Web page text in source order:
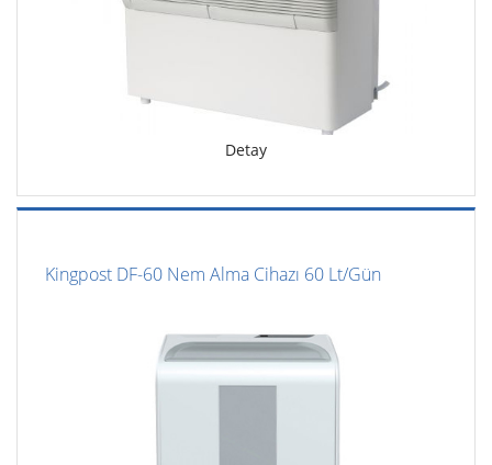
Detay
Kingpost DF-60 Nem Alma Cihazı 60 Lt/Gün